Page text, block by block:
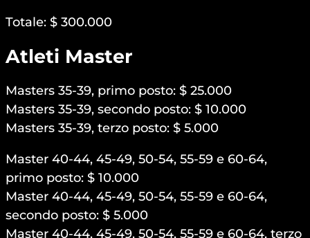
Totale: $ 300.000
Atleti Master
Masters 35-39, primo posto: $ 25.000
Masters 35-39, secondo posto: $ 10.000
Masters 35-39, terzo posto: $ 5.000
Master 40-44, 45-49, 50-54, 55-59 e 60-64,
primo posto: $ 10.000
Master 40-44, 45-49, 50-54, 55-59 e 60-64,
secondo posto: $ 5.000
Master 40-44, 45-49, 50-54, 55-59 e 60-64, terzo